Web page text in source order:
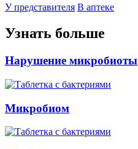
У представителя В аптеке
Узнать больше
Нарушение микробиоты
Микробиом